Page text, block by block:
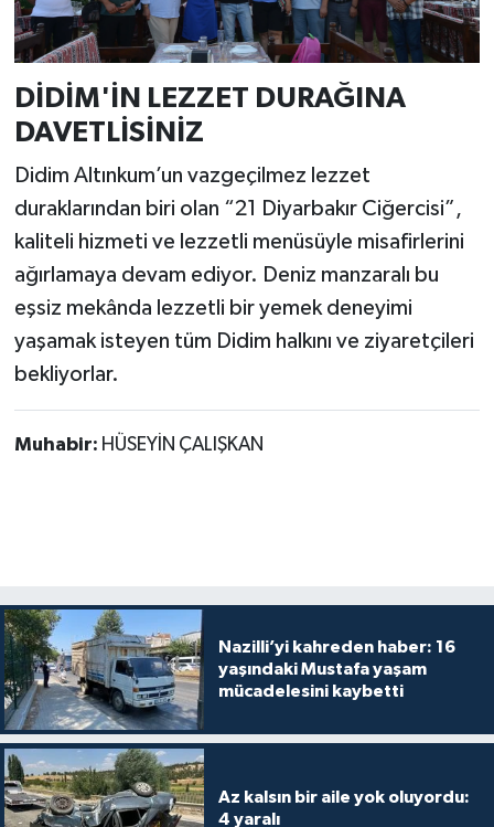
DİDİM'İN LEZZET DURAĞINA
DAVETLİSİNİZ
Didim Altınkum’un vazgeçilmez lezzet
duraklarından biri olan “21 Diyarbakır Ciğercisi”,
kaliteli hizmeti ve lezzetli menüsüyle misafirlerini
ağırlamaya devam ediyor. Deniz manzaralı bu
eşsiz mekânda lezzetli bir yemek deneyimi
yaşamak isteyen tüm Didim halkını ve ziyaretçileri
bekliyorlar.
Muhabir: HÜSEYİN ÇALIŞKAN
Nazilli’yi kahreden haber: 16
yaşındaki Mustafa yaşam
mücadelesini kaybetti
Az kalsın bir aile yok oluyordu:
4 yaralı